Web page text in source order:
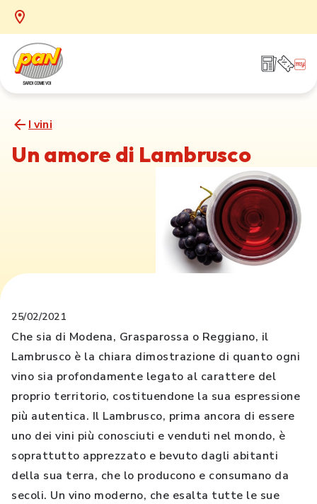
I vini
Un amore di Lambrusco
25/02/2021
Che sia di Modena, Grasparossa o Reggiano, il
Lambrusco è la chiara dimostrazione di quanto ogni
vino sia profondamente legato al carattere del
proprio territorio, costituendone la sua espressione
più autentica. Il Lambrusco, prima ancora di essere
uno dei vini più conosciuti e venduti nel mondo, è
soprattutto apprezzato e bevuto dagli abitanti
della sua terra, che lo producono e consumano da
secoli. Un vino moderno, che esalta tutte le sue